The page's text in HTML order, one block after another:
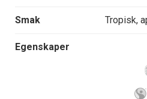
Smak Tropisk,
Egenskaper